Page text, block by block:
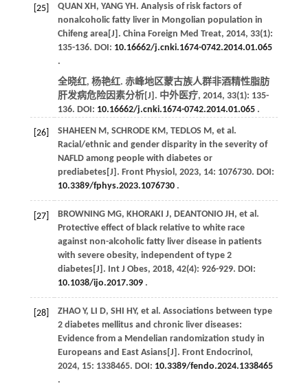
[25] QUAN XH, YANG YH. Analysis of risk factors of
nonalcoholic fatty liver in Mongolian population in
Chifeng area[J]. China Foreign Med Treat, 2014, 33(1):
135-136. DOI: 10.16662/j.cnki.1674-0742.2014.01.065
.
全晓红, 杨艳红. 赤峰地区蒙古族人群非酒精性脂肪
肝发病危险因素分析[J]. 中外医疗, 2014, 33(1): 135-
136. DOI: 10.16662/j.cnki.1674-0742.2014.01.065.
[26] SHAHEEN M, SCHRODE KM, TEDLOS M, et al .
Racial/ethnic and gender disparity in the severity of
NAFLD among people with diabetes or
prediabetes[J]. Front Physiol , 2023, 14: 1076730. DOI:
10.3389/fphys.2023.1076730.
[27] BROWNING MG, KHORAKI J, DEANTONIO JH, et al .
Protective effect of black relative to white race
against non-alcoholic fatty liver disease in patients
with severe obesity, independent of type 2
diabetes[J]. Int J Obes, 2018, 42(4): 926-929. DOI:
10.1038/ijo.2017.309.
[28] ZHAO Y, LI D, SHI HY, et al . Associations between type
2 diabetes mellitus and chronic liver diseases:
Evidence from a Mendelian randomization study in
Europeans and East Asians[J]. Front Endocrinol ,
2024, 15: 1338465. DOI: 10.3389/fendo.2024.1338465
.